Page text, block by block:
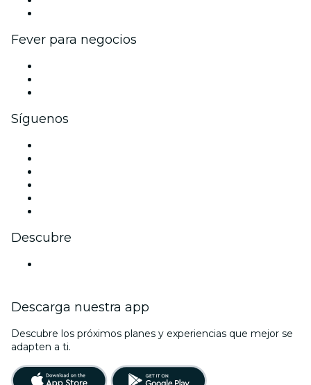
Fever para negocios
Síguenos
Descubre
Descarga nuestra app
Descubre los próximos planes y experiencias que mejor se
adapten a ti.